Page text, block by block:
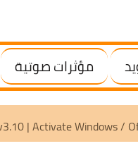
مؤثرات صوتية
Scripts v3.10 | Activate